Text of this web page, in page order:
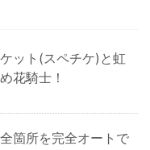
ット(スペチケ)と虹
花騎士！
箇所を完全オートで